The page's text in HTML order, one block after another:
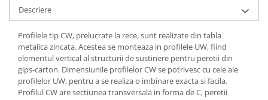
Descriere
Profilele tip CW, prelucrate la rece, sunt realizate din tabla
metalica zincata. Acestea se monteaza in profilele UW, fiind
elementul vertical al structurii de sustinere pentru peretii din
gips-carton. Dimensiunile profilelor CW se potrivesc cu cele ale
profilelor UW, pentru a se realiza o imbinare exacta si facila.
Profilul CW are sectiunea transversala in forma de C, peretii